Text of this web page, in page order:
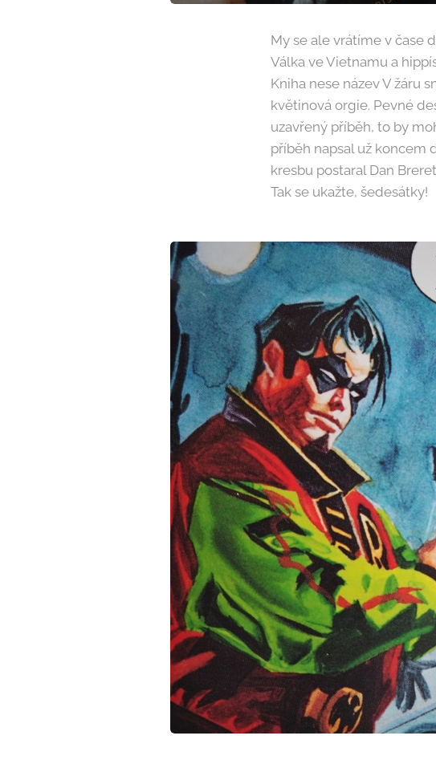
My se ale vrátíme v čase
Válka ve Vietnamu a
Kniha nese název V žáru
květinová orgie. Pevné
uzavřený příběh, to by
příběh napsal už koncem
kresbu postaral Dan
Tak se ukažte, šedesátky!